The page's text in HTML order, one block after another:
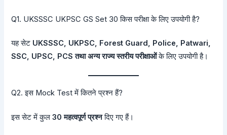
Q1. UKSSSC UKPSC GS Set 30 किस परीक्षा के लिए उपयोगी है?
यह सेट UKSSSC, UKPSC, Forest Guard, Police, Patwari,
SSC, UPSC, PCS तथा अन्य राज्य स्तरीय परीक्षाओंके लिए उपयोगी है।
Q2. इस Mock Test में कितने प्रश्न हैं?
इस सेट में कुल30 महत्वपूर्ण प्रश्नदिए गए हैं।